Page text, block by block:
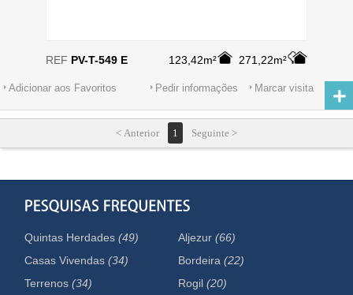
123,42m² 271,22m²
REF PV-T-549 E
Adicionar aos Favoritos Marcar visita
Pedir informações
< Anterior 1 Seguinte >
Quintas Herdades(49)
Casas Vivendas(34)
Terrenos(34)
Aljezur(66)
Bordeira(22)
Rogil(20)